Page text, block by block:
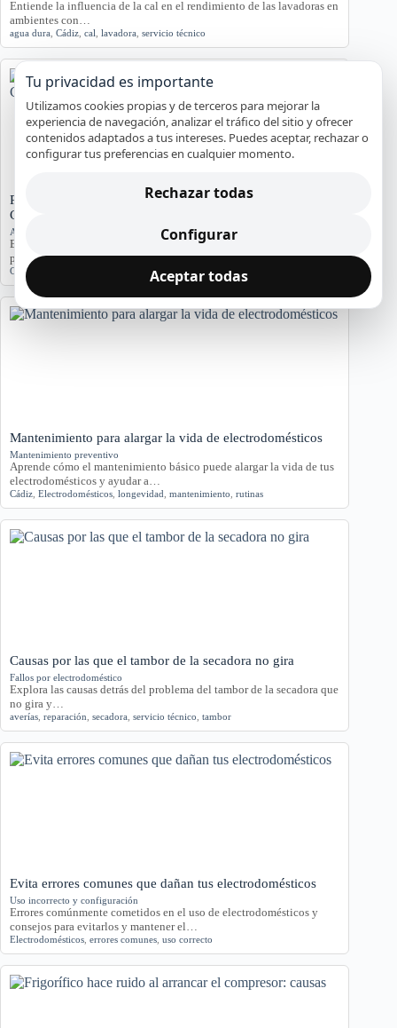
Entiende la influencia de la cal en el rendimiento de las lavadoras en
ambientes con…
agua dura Cádiz cal lavadora servicio técnico
Problemas de Electrodomésticos en Pisos Antiguos de
Cádiz
Averías y orientación en Cádiz
Exploramos los problemas más comunes de electrodomésticos en
pisos antiguos de Cádiz, considerando la humedad…
Cádiz problemas comunes soluciones
Mantenimiento para alargar la vida de electrodomésticos
Mantenimiento preventivo
Aprende cómo el mantenimiento básico puede alargar la vida de tus
electrodomésticos y ayudar a…
Cádiz Electrodomésticos longevidad mantenimiento rutinas
Causas por las que el tambor de la secadora no gira
Fallos por electrodoméstico
Explora las causas detrás del problema del tambor de la secadora que
no gira y…
averías reparación secadora servicio técnico tambor
Evita errores comunes que dañan tus electrodomésticos
Uso incorrecto y configuración
Errores comúnmente cometidos en el uso de electrodomésticos y
consejos para evitarlos y mantener el…
Electrodomésticos errores comunes uso correcto
Tu privacidad es importante
Utilizamos cookies propias y de terceros para mejorar la
experiencia de navegación, analizar el tráfico del sitio y ofrecer
contenidos adaptados a tus intereses. Puedes aceptar, rechazar o
configurar tus preferencias en cualquier momento.
Rechazar todas
Configurar
Aceptar todas